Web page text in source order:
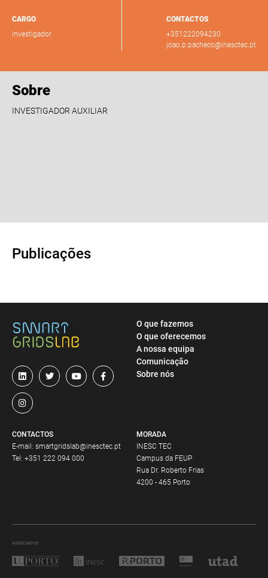
CARGO
Investigador
CONTACTOS
+351222094230
joao.p.pacheco@inesctec.pt
Sobre
INVESTIGADOR AUXILIAR
Publicações
MORADA
INESC TEC
Campus da FEUP
Rua Dr. Roberto Frias
4200 - 465 Porto
CONTACTOS
E-mail: smartgridslab@inesctec.pt
Tel: +351 222 094 000
O que fazemos
O que oferecemos
A nossa equipa
Comunicação
Sobre nós
ASSOCIADOS